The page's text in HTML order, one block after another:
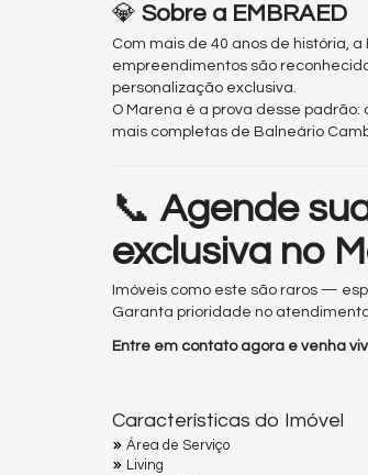
💎 Sobre a EMBRAED
Com mais de 40 anos de história,
empreendimentos são
personalização exclusiva.
O Marena é a prova desse
mais completas de Balneário
📞 Agende
exclusiva no
Imóveis como este são raros —
Garanta prioridade no
Entre em contato agora e venha
Características do Imóvel
Área de Serviço
Living